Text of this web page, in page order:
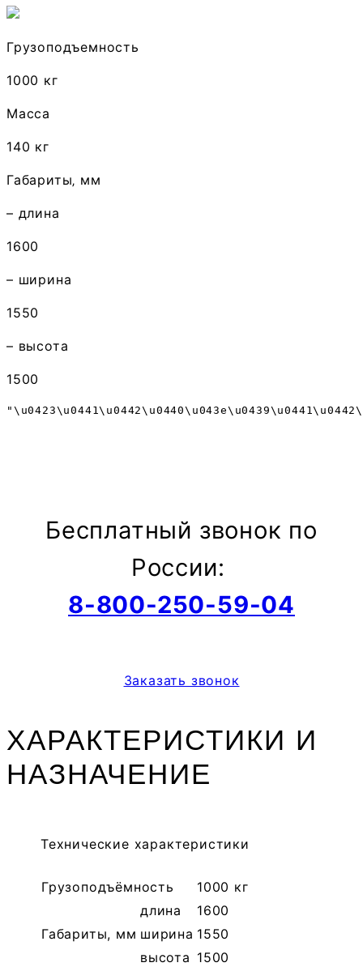
Грузоподъемность
1000 кг
Масса
140 кг
Габариты‚ мм
– длина
1600
– ширина
1550
– высота
1500
Бесплатный звонок по
России:
8-800-250-59-04
Заказать звонок
ХАРАКТЕРИСТИКИ И
НАЗНАЧЕНИЕ
Технические характеристики
Грузоподъёмность 1000 кг
Габариты, мм
длина
1600
ширина 1550
высота 1500